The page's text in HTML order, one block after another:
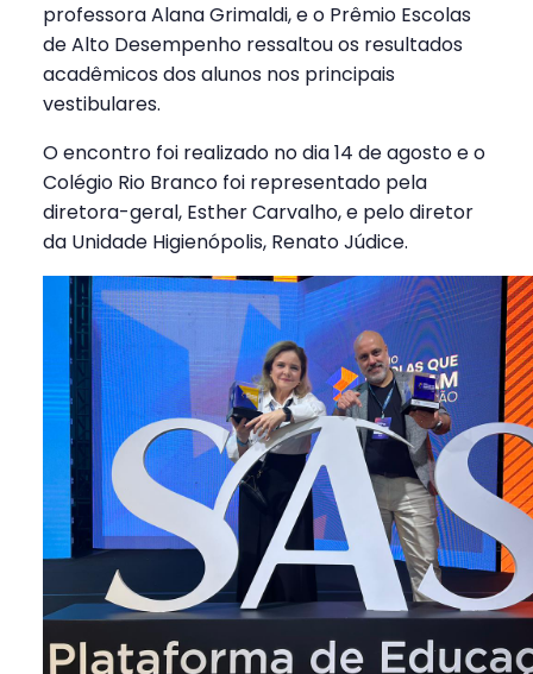
professora Alana Grimaldi, e o Prêmio Escolas
de Alto Desempenho ressaltou os resultados
acadêmicos dos alunos nos principais
vestibulares.
O encontro foi realizado no dia 14 de agosto e o
Colégio Rio Branco foi representado pela
diretora-geral, Esther Carvalho, e pelo diretor
da Unidade Higienópolis, Renato Júdice.